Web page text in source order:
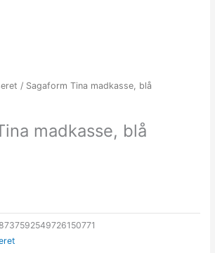
/ Sagaform Tina madkasse, blå
madkasse, blå